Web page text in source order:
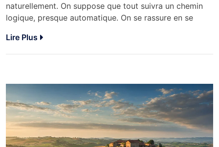
naturellement. On suppose que tout suivra un chemin
logique, presque automatique. On se rassure en se
Lire Plus